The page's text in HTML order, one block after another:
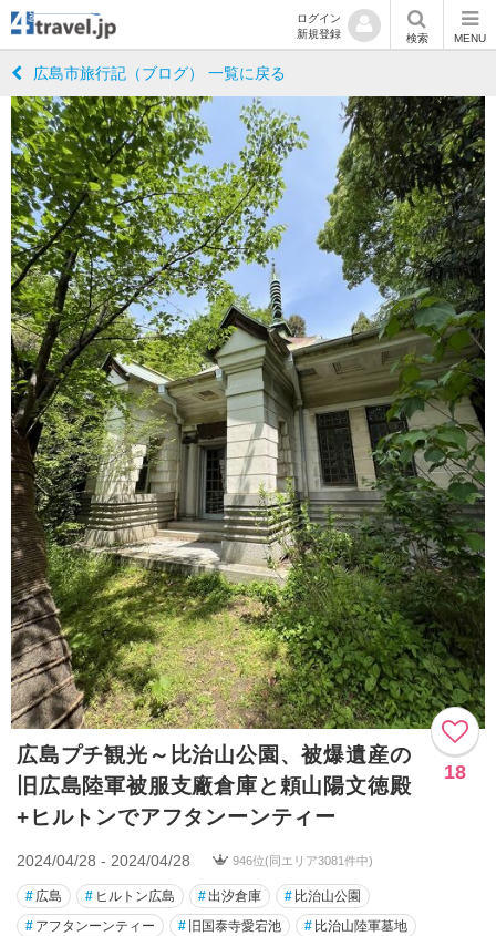
ログイン
新規登録
検索 MENU
広島市旅行記（ブログ） 一覧に戻る
広島プチ観光～比治山公園、被爆遺産の
旧広島陸軍被服支廠倉庫と頼山陽文徳殿
+ヒルトンでアフタンーンティー
18
2024/04/28 - 2024/04/28 946位(同エリア3081件中)
# 広島 # ヒルトン広島 #出汐倉庫 # 比治山公園
# アフタンーンティー # 旧国泰寺愛宕池 # 比治山陸軍墓地